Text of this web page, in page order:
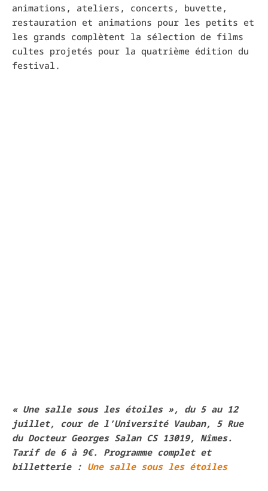
animations, ateliers, concerts, buvette,
restauration et animations pour les petits et
les grands complètent la sélection de films
cultes projetés pour la quatrième édition du
festival.
« Une salle sous les étoiles », du 5 au 12
juillet, cour de l’Université Vauban, 5 Rue
du Docteur Georges Salan CS 13019, Nîmes.
Tarif de 6 à 9€. Programme complet et
billetterie : Une salle sous les étoiles